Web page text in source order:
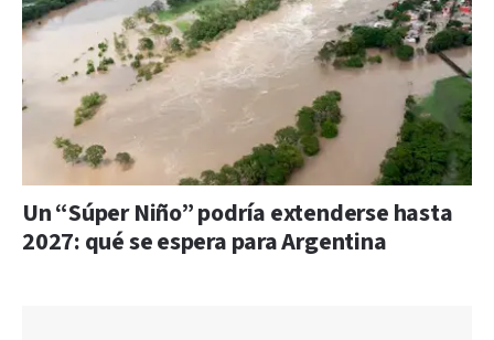
Un “Súper Niño” podría extenderse hasta
2027: qué se espera para Argentina